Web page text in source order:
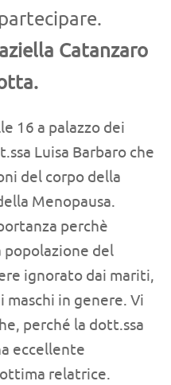
Catanzaro
16 a palazzo dei
Luisa Barbaro che
del corpo della
Menopausa.
perchè
popolazione del
ignorato dai mariti,
in genere. Vi
perché la dott.ssa
eccellente
relatrice.